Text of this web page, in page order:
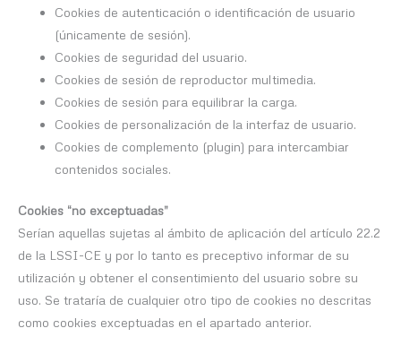
Cookies de autenticación o identificación de usuario
(únicamente de sesión).
Cookies de seguridad del usuario.
Cookies de sesión de reproductor multimedia.
Cookies de sesión para equilibrar la carga.
Cookies de personalización de la interfaz de usuario.
Cookies de complemento (plugin) para intercambiar
contenidos sociales.
Cookies “no exceptuadas”
Serían aquellas sujetas al ámbito de aplicación del artículo 22.2
de la LSSI-CE y por lo tanto es preceptivo informar de su
utilización y obtener el consentimiento del usuario sobre su
uso. Se trataría de cualquier otro tipo de cookies no descritas
como cookies exceptuadas en el apartado anterior.